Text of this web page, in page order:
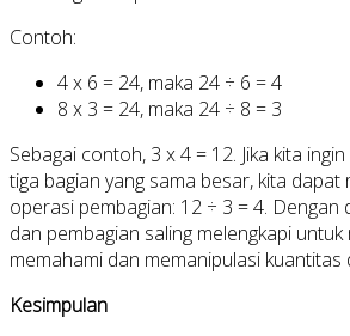
Contoh:
4 x 6 = 24, maka 24 ÷ 6 = 4
8 x 3 = 24, maka 24 ÷ 8 = 3
Sebagai contoh, 3 x 4 = 12. Jika kita
tiga bagian yang sama besar, kita dapat
operasi pembagian: 12 ÷ 3 = 4. Dengan
dan pembagian saling melengkapi
memahami dan memanipulasi kuantitas
Kesimpulan